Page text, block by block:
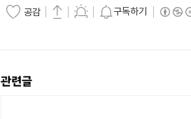
공감 구독하기
관련글